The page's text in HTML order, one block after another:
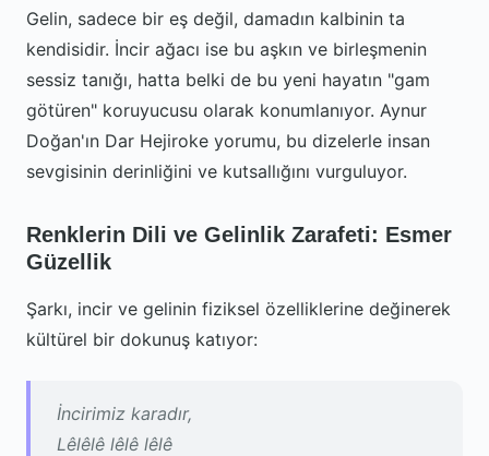
Gelin, sadece bir eş değil, damadın kalbinin ta
kendisidir. İncir ağacı ise bu aşkın ve birleşmenin
sessiz tanığı, hatta belki de bu yeni hayatın "gam
götüren" koruyucusu olarak konumlanıyor. Aynur
Doğan'ın Dar Hejiroke yorumu, bu dizelerle insan
sevgisinin derinliğini ve kutsallığını vurguluyor.
Renklerin Dili ve Gelinlik Zarafeti: Esmer
Güzellik
Şarkı, incir ve gelinin fiziksel özelliklerine değinerek
kültürel bir dokunuş katıyor:
İncirimiz karadır,
Lêlêlê lêlê lêlê